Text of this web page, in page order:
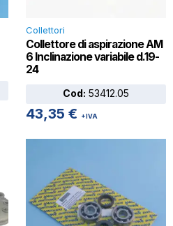
Collettori
Collettore di aspirazione AM
6 Inclinazione variabile d.19-
24
Cod: 53412.05
43,35 € +IVA